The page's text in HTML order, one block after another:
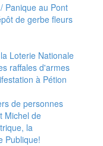
Panique au Pont
de gerbe fleurs
Loterie Nationale
raffales d'armes
à Pétion
de personnes
Michel de
la
Publique!